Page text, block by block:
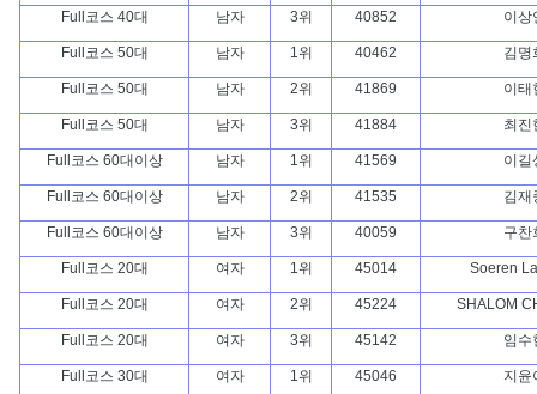
Full코스 40대 남자 3위 40852 이상
Full코스 50대 남자 1위 40462 김명
Full코스 50대 남자 2위 41869 이태
Full코스 50대 남자 3위 41884 최진
Full코스 60대이상 남자 1위 41569 이길
Full코스 60대이상 남자 2위 41535 김재
Full코스 60대이상 남자 3위 40059 구찬
Full코스 20대 여자 1위 45014 Soeren
Full코스 20대 여자 2위 45224 SHALOM
Full코스 20대 여자 3위 45142 임수
Full코스 30대 여자 1위 45046 지윤